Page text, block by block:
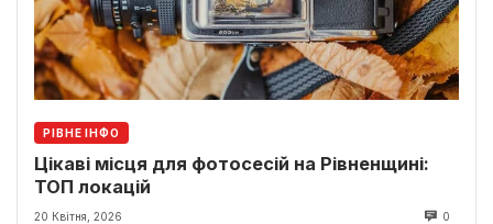
РІВНЕ ІНФО
Цікаві місця для фотосесій на Рівненщині:
ТОП локацій
20 Квітня, 2026 0